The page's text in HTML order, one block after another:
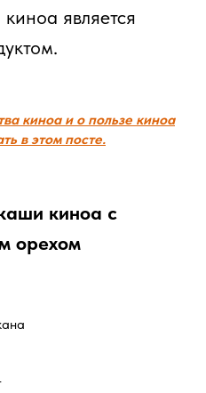
является
киноа и о пользе киноа
в этом посте.
киноа с
орехом